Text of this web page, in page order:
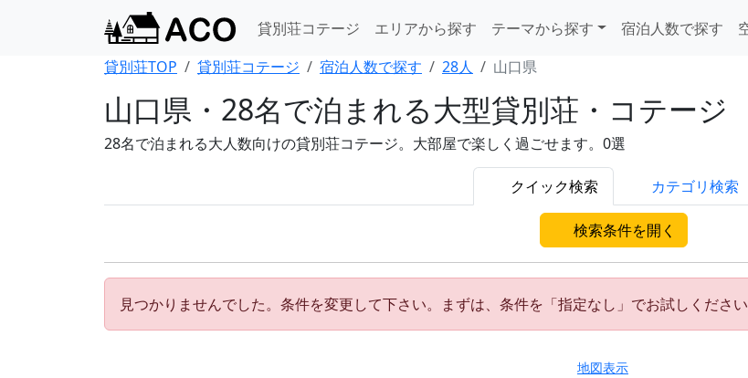
貸別荘コテージ エリアから探す テーマから探す 宿泊人数で探す
貸別荘TOP
貸別荘コテージ 宿泊人数で探す 28人 山口県
山口県・28名で泊まれる大型貸別荘・コテージ
28名で泊まれる大人数向けの貸別荘コテージ。大部屋で楽しく過ごせます。0選
クイック検索 カテゴリ検索
検索条件を開く
見つかりませんでした。条件を変更して下さい。まずは、条件を「指定なし」でお試しください
地図表示